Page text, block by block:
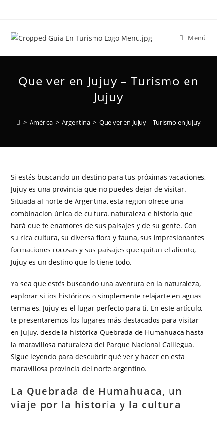
Menú
Que ver en Jujuy – Turismo en
Jujuy
> América > Argentina > Que ver en Jujuy – Turismo en Jujuy
Si estás buscando un destino para tus próximas vacaciones,
Jujuy es una provincia que no puedes dejar de visitar.
Situada al norte de Argentina, esta región ofrece una
combinación única de cultura, naturaleza e historia que
hará que te enamores de sus paisajes y de su gente. Con
su rica cultura, su diversa flora y fauna, sus impresionantes
formaciones rocosas y sus paisajes que quitan el aliento,
Jujuy es un destino que lo tiene todo.
Ya sea que estés buscando una aventura en la naturaleza,
explorar sitios históricos o simplemente relajarte en aguas
termales, Jujuy es el lugar perfecto para ti. En este artículo,
te presentaremos los lugares más destacados para visitar
en Jujuy, desde la histórica Quebrada de Humahuaca hasta
la maravillosa naturaleza del Parque Nacional Calilegua.
Sigue leyendo para descubrir qué ver y hacer en esta
maravillosa provincia del norte argentino.
La Quebrada de Humahuaca, un
viaje por la historia y la cultura